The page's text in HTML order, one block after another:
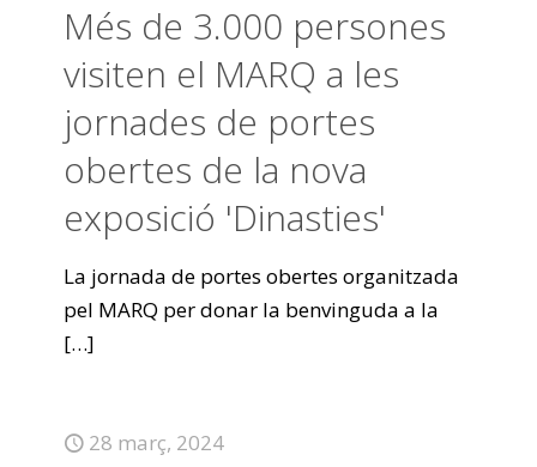
Més de 3.000 persones
visiten el MARQ a les
jornades de portes
obertes de la nova
exposició 'Dinasties'
La jornada de portes obertes organitzada
pel MARQ per donar la benvinguda a la
[…]
28 març, 2024